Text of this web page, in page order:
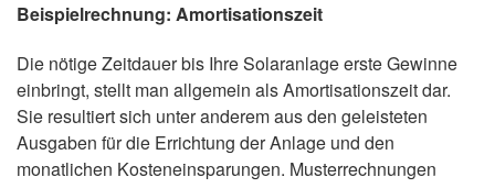
Beispielrechnung: Amortisationszeit
Die nötige Zeitdauer bis Ihre Solaranlage erste Gewinne
einbringt, stellt man allgemein als Amortisationszeit dar.
Sie resultiert sich unter anderem aus den geleisteten
Ausgaben für die Errichtung der Anlage und den
monatlichen Kosteneinsparungen. Musterrechnungen